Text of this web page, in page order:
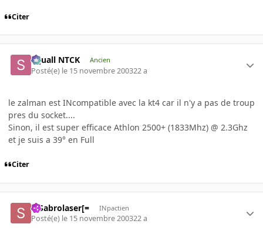
Citer
Squall NTCK Ancien
Posté(e) le 15 novembre 200322 a
le zalman est INcompatible avec la kt4 car il n'y a pas de troup
pres du socket....
Sinon, il est super efficace Athlon 2500+ (1833Mhz) @ 2.3Ghz
et je suis a 39° en Full
Citer
=]Sabrolaser[= INpactien
Posté(e) le 15 novembre 200322 a